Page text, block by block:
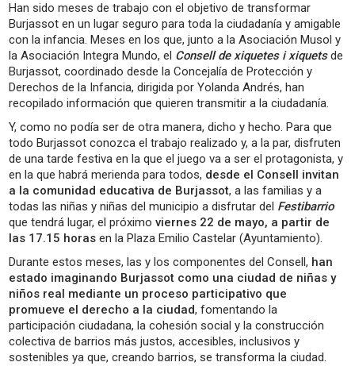
Han sido meses de trabajo con el objetivo de transformar
Burjassot en un lugar seguro para toda la ciudadanía y amigable
con la infancia. Meses en los que, junto a la Asociación Musol y
la Asociación Integra Mundo, el Consell de xiquetes i xiquetsde
Burjassot, coordinado desde la Concejalía de Protección y
Derechos de la Infancia, dirigida por Yolanda Andrés, han
recopilado información que quieren transmitir a la ciudadanía.
Y, como no podía ser de otra manera, dicho y hecho. Para que
todo Burjassot conozca el trabajo realizado y, a la par, disfruten
de una tarde festiva en la que el juego va a ser el protagonista, y
en la que habrá merienda para todos, desde el Consell invitan
a la comunidad educativa de Burjassot, a las familias y a
todas las niñas y niñas del municipio a disfrutar del Festibarrio
que tendrá lugar, el próximoviernes 22 de mayo, a partir de
las 17.15 horasen la Plaza Emilio Castelar (Ayuntamiento).
Durante estos meses, las y los componentes del Consell, han
estado imaginando Burjassot como una ciudad de niñas y
niños real mediante un proceso participativo que
promueve el derecho a la ciudad, fomentando la
participación ciudadana, la cohesión social y la construcción
colectiva de barrios más justos, accesibles, inclusivos y
sostenibles ya que, creando barrios, se transforma la ciudad.